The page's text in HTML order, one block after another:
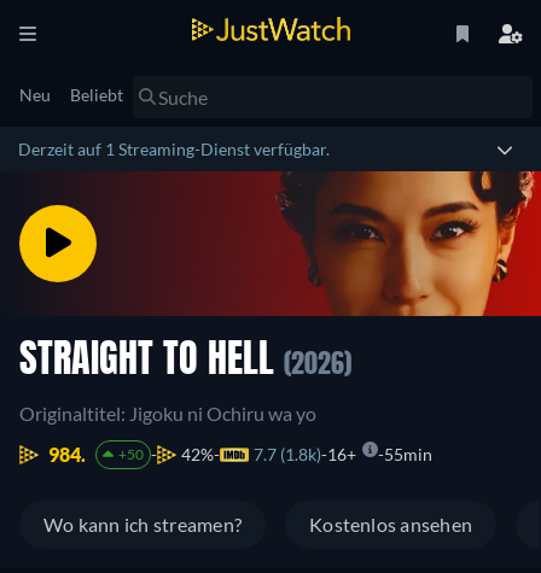
Neu Beliebt
Derzeit auf 1 Streaming-Dienst verfügbar.
STRAIGHT TO HELL (2026)
Originaltitel: Jigoku ni Ochiru wa yo
984.
+50 42% 7.7 (1.8k) 16+ 55min
Wo kann ich streamen? Kostenlos ansehen